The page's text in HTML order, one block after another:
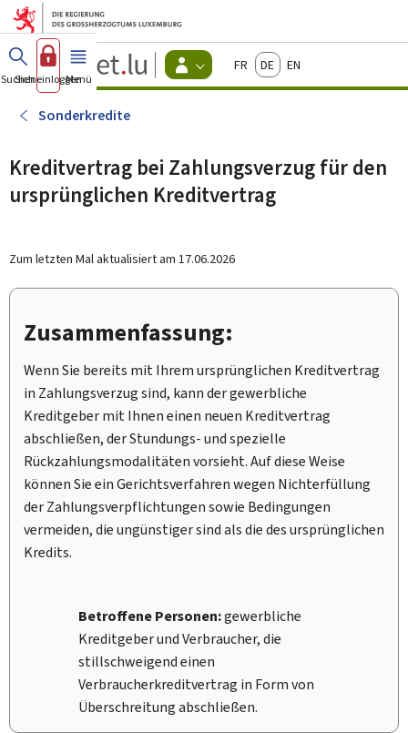
Zum Hauptmenü
Zum Inhalt
Guichet.lu
Changer
d'espace
actif
FrançaisDeutschEnglish
Suchen
Sich einloggen
Menü Haupt-
Sonderkredite
Kreditvertrag bei Zahlungsverzug für den
ursprünglichen Kreditvertrag
Zum letzten Mal aktualisiert am 17.06.2026
Zusammenfassung:
Wenn Sie bereits mit Ihrem ursprünglichen Kreditvertrag
in Zahlungsverzug sind, kann der gewerbliche
Kreditgeber mit Ihnen einen neuen Kreditvertrag
abschließen, der Stundungs- und spezielle
Rückzahlungsmodalitäten vorsieht. Auf diese Weise
können Sie ein Gerichtsverfahren wegen Nichterfüllung
der Zahlungsverpflichtungen sowie Bedingungen
vermeiden, die ungünstiger sind als die des ursprünglichen
Kredits.
Betroffene Personen:gewerbliche
Kreditgeber und Verbraucher, die
stillschweigend einen
Verbraucherkreditvertrag in Form von
Überschreitung abschließen.